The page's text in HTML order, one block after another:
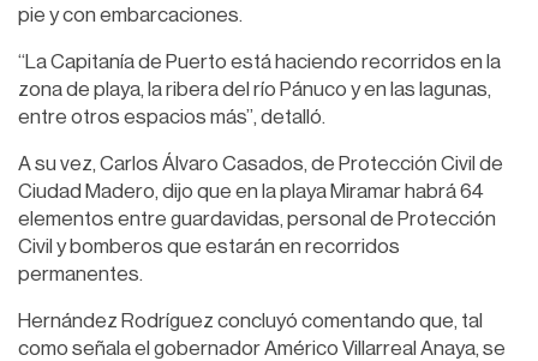
pie y con embarcaciones.
“La Capitanía de Puerto está haciendo recorridos en la
zona de playa, la ribera del río Pánuco y en las lagunas,
entre otros espacios más”, detalló.
A su vez, Carlos Álvaro Casados, de Protección Civil de
Ciudad Madero, dijo que en la playa Miramar habrá 64
elementos entre guardavidas, personal de Protección
Civil y bomberos que estarán en recorridos
permanentes.
Hernández Rodríguez concluyó comentando que, tal
como señala el gobernador Américo Villarreal Anaya, se